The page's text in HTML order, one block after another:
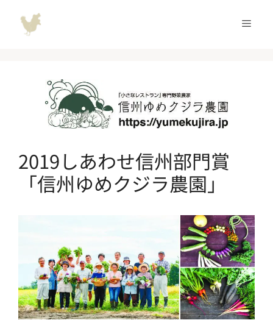
メ
2019しあわせ信州部門賞
「信州ゆめクジラ農園」